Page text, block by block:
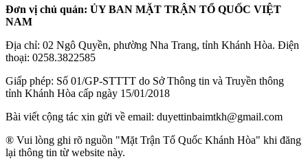
Đơn vị chủ quản: ỦY BAN MẶT TRẬN TỔ QUỐC VIỆT
NAM
Địa chỉ: 02 Ngô Quyền, phường Nha Trang, tỉnh Khánh Hòa. Điện
thoại: 0258.3822585
Giấp phép: Số 01/GP-STTTT do Sở Thông tin và Truyền thông
tỉnh Khánh Hòa cấp ngày 15/01/2018
Bài viết cộng tác xin gửi về email: duyettinbaimtkh@gmail.com
® Vui lòng ghi rõ nguồn "Mặt Trận Tổ Quốc Khánh Hòa" khi đăng
lại thông tin từ website này.